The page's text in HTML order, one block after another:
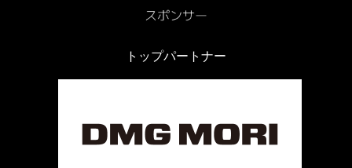
トップパートナー